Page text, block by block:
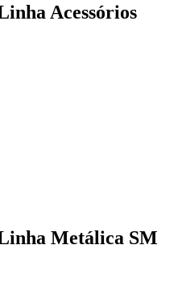
Acessórios
Metálica SM